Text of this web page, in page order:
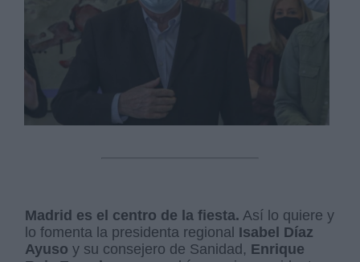
Madrid es el centro de la fiesta. Así lo quiere y
lo fomenta la presidenta regional Isabel Díaz
Ayuso y su consejero de Sanidad, Enrique